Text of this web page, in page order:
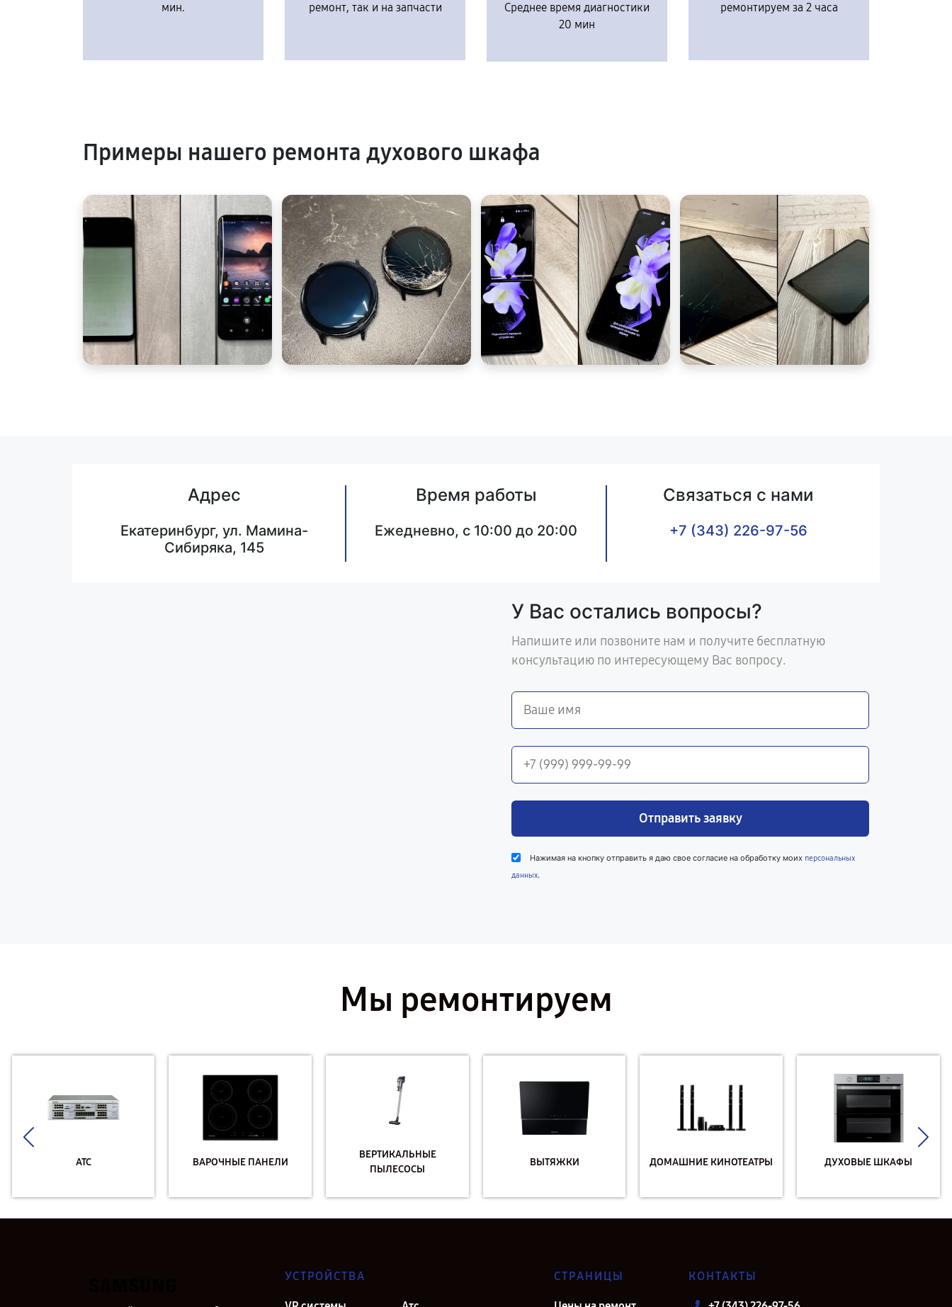
мин.
ремонт, так и на запчасти
Среднее время диагностики
20 мин
ремонтируем за 2 часа
Примеры нашего ремонта духового шкафа
Адрес
Екатеринбург, ул. Мамина-
Сибиряка, 145
Время работы
Ежедневно, с 10:00 до 20:00
Связаться с нами
+7 (343) 226-97-56
У Вас остались вопросы?
Напишите или позвоните нам и получите бесплатную
консультацию по интересующему Вас вопросу.
Отправить заявку
Нажимая на кнопку отправить я даю свое согласие на обработку моих персональных
данных.
Мы ремонтируем
АТС ВАРОЧНЫЕ ПАНЕЛИ
ВЕРТИКАЛЬНЫЕ
ПЫЛЕСОСЫ
ВЫТЯЖКИ ДОМАШНИЕ КИНОТЕАТРЫ ДУХОВЫЕ ШКАФЫ
УСТРОЙСТВА СТРАНИЦЫ КОНТАКТЫ